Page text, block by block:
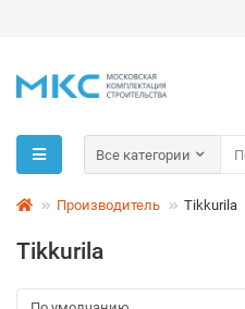
Все категории
Производитель Tikkurila
Tikkurila